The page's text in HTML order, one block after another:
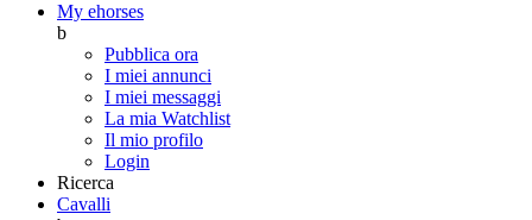
My ehorses
b
Pubblica ora
I miei annunci
I miei messaggi
La mia Watchlist
Il mio profilo
Login
Ricerca
Cavalli